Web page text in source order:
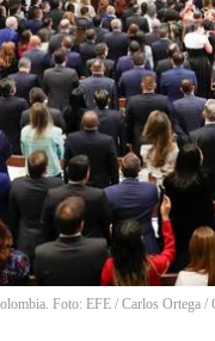
Foto: EFE / Carlos Ortega /